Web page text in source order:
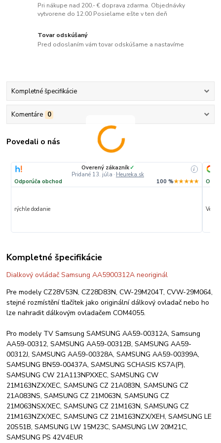
Pri nákupe nad 200.- € doprava zdarma. Objednávky
vytvorene do 12:00 Posielame ešte v ten deň
Tovar odskúšaný
Pred odoslaním vám tovar odskúšame a nastavíme
Kompletné špecifikácie
Komentáre 0
Povedali o nás
Overený zákazník✓
Pridané 13. júla · Heureka.sk
i
Odporúča obchod 100 %★★★★★
rýchle dodanie
Kompletné špecifikácie
Dialkový ovládač Samsung AA5900312A neoriginál
Pre modely CZ28V53N, CZ28D83N, CW-29M204T, CVW-29M064,
stejné rozmístění tlačítek jako originální dálkový ovladač nebo ho
lze nahradit dálkovým ovladačem COM4055.
Pro modely TV Samsung SAMSUNG AA59-00312A, Samsung
AA59-00312, SAMSUNG AA59-00312B, SAMSUNG AA59-
00312J, SAMSUNG AA59-00328A, SAMSUNG AA59-00399A,
SAMSUNG BN59-00437A, SAMSUNG SCHASIS KS7A(P),
SAMSUNG CW 21A113NPXXEC, SAMSUNG CW
21M163NZX/XEC, SAMSUNG CZ 21A083N, SAMSUNG CZ
21A083NS, SAMSUNG CZ 21M063N, SAMSUNG CZ
21M063NSX/XEC, SAMSUNG CZ 21M163N, SAMSUNG CZ
21M163NZX/XEC, SAMSUNG CZ 21M163NZX/XEH, SAMSUNG LE
20S51B, SAMSUNG LW 15M23C, SAMSUNG LW 20M21C,
SAMSUNG PS 42V4EUR